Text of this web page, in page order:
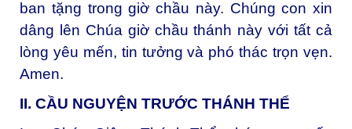
ban tặng trong giờ chầu này. Chúng con xin
dâng lên Chúa giờ chầu thánh này với tất cả
lòng yêu mến, tin tưởng và phó thác trọn vẹn.
Amen.
II. CẦU NGUYỆN TRƯỚC THÁNH THỂ